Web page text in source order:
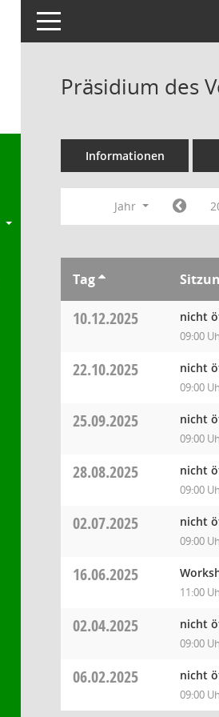
Toggle navigation
Präsidium des
Informationen
Jahr
Tag
10.12.2025 nicht
09:00
22.10.2025 nicht
09:00
25.09.2025 nicht
09:00
28.08.2025 nicht
09:00
02.07.2025 nicht
09:00
16.06.2025
11:00
02.04.2025 nicht
09:00
06.02.2025 nicht
09:00